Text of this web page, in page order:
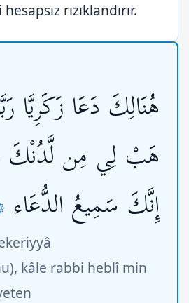
rızıklandırır.
هُنَالِكَ دَعَا زَكَرِيَّا
هَبْ لِي مِن لَّدُنْكَ
إِنَّكَ سَمِيعُ الدُّعَاء
kâle rabbi heblî min